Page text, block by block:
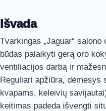
Išvada
Tvarkingas „Jaguar“
būdas palaikyti gerą oro
ventiliacijos darbą ir
Reguliari apžiūra, dėmesys
kvapams, keleivių
keitimas padeda išvengti